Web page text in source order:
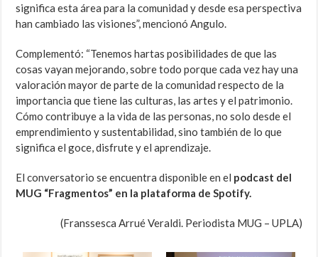
significa esta área para la comunidad y desde esa perspectiva
han cambiado las visiones”, mencionó Angulo.
Complementó: “Tenemos hartas posibilidades de que las
cosas vayan mejorando, sobre todo porque cada vez hay una
valoración mayor de parte de la comunidad respecto de la
importancia que tiene las culturas, las artes y el patrimonio.
Cómo contribuye a la vida de las personas, no solo desde el
emprendimiento y sustentabilidad, sino también de lo que
significa el goce, disfrute y el aprendizaje.
El conversatorio se encuentra disponible en el podcast del
MUG “Fragmentos” en la plataforma de Spotify.
(Franssesca Arrué Veraldi. Periodista MUG – UPLA)